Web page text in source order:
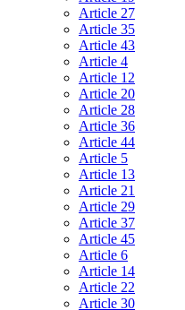
Article 27
Article 35
Article 43
Article 4
Article 12
Article 20
Article 28
Article 36
Article 44
Article 5
Article 13
Article 21
Article 29
Article 37
Article 45
Article 6
Article 14
Article 22
Article 30